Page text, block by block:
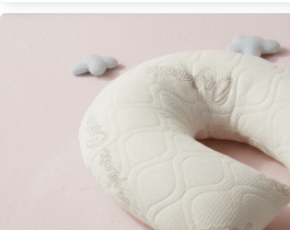
vašu decu, osiguravajući pravilan
spavanja. Ova podrška je od
pravilan razvoj kičmenog stuba i
problema kao što su bolovi u
tela kasnije u životu. Pored toga,
koje koristimo su antialergijski,
posebno pogodni za bebe sa
kožom sklonom alergijama. Ovo
održavanje zdrave kože i
noći. Uplovite u svet udobnosti i